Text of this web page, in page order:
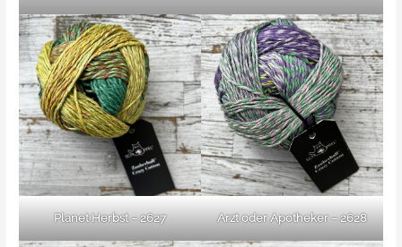
Planet Herbst – 2627 Arzt oder Apotheker – 2628